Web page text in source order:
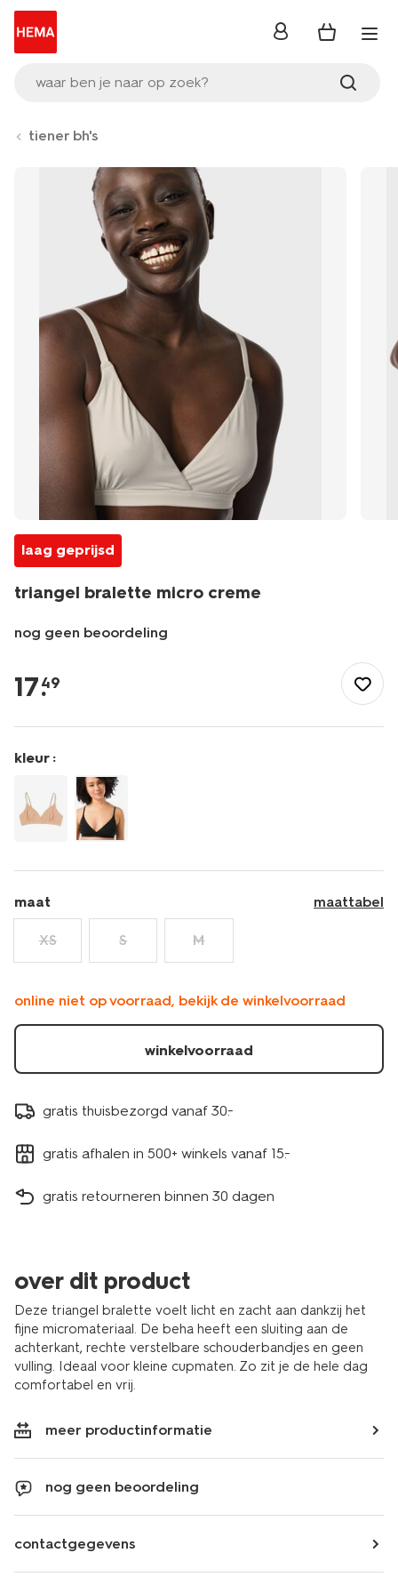
waar ben je naar op zoek?
inloggen
tiener bh's
laag geprijsd
triangel bralette micro creme
nog geen beoordeling
bh/triangel-
bralette-
creme-
21900290CREAM.html
17.
49
kleur :
maat maattabel
XS S M
online niet op voorraad, bekijk de winkelvoorraad
winkelvoorraad
gratis thuisbezorgd vanaf 30.-
gratis afhalen in 500+ winkels vanaf 15.-
gratis retourneren binnen 30 dagen
over dit product
Deze triangel bralette voelt licht en zacht aan dankzij het
fijne micromateriaal. De beha heeft een sluiting aan de
achterkant, rechte verstelbare schouderbandjes en geen
vulling. Ideaal voor kleine cupmaten. Zo zit je de hele dag
comfortabel en vrij.
meer productinformatie
nog geen beoordeling
contactgegevens